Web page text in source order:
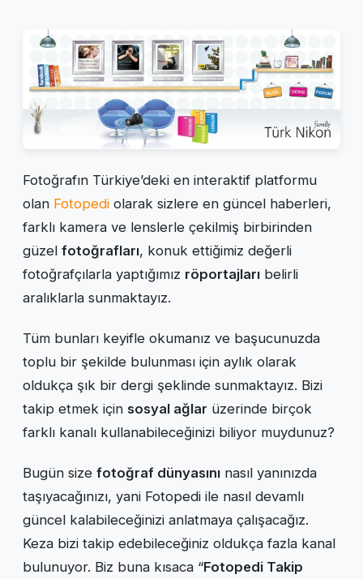
Fotoğrafın Türkiye’deki en interaktif platformu
olan Fotopedi olarak sizlere en güncel haberleri,
farklı kamera ve lenslerle çekilmiş birbirinden
güzel fotoğrafları, konuk ettiğimiz değerli
fotoğrafçılarla yaptığımız röportajları belirli
aralıklarla sunmaktayız.
Tüm bunları keyifle okumanız ve başucunuzda
toplu bir şekilde bulunması için aylık olarak
oldukça şık bir dergi şeklinde sunmaktayız. Bizi
takip etmek için sosyal ağlar üzerinde birçok
farklı kanalı kullanabileceğinizi biliyor muydunuz?
Bugün size fotoğraf dünyasını nasıl yanınızda
taşıyacağınızı, yani Fotopedi ile nasıl devamlı
güncel kalabileceğinizi anlatmaya çalışacağız.
Keza bizi takip edebileceğiniz oldukça fazla kanal
bulunuyor. Biz buna kısaca “Fotopedi Takip